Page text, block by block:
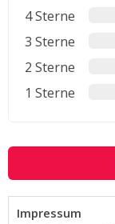
4 Sterne
3 Sterne
2 Sterne
1 Sterne
Impressum